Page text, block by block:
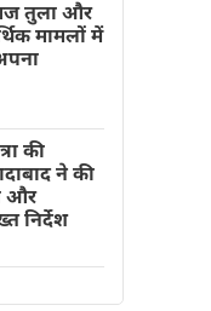
तुला और
मामलों में
की
ने की
और
निर्देश